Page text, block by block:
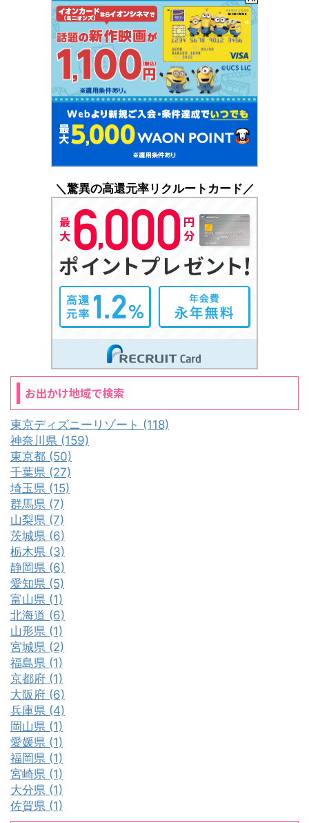
＼驚異の高還元率リクルートカード／
お出かけ地域で検索
東京ディズニーリゾート (118)
神奈川県 (159)
東京都 (50)
千葉県 (27)
埼玉県 (15)
群馬県 (7)
山梨県 (7)
茨城県 (6)
栃木県 (3)
静岡県 (6)
愛知県 (5)
富山県 (1)
北海道 (6)
山形県 (1)
宮城県 (2)
福島県 (1)
京都府 (1)
大阪府 (6)
兵庫県 (4)
岡山県 (1)
愛媛県 (1)
福岡県 (1)
宮崎県 (1)
大分県 (1)
佐賀県 (1)